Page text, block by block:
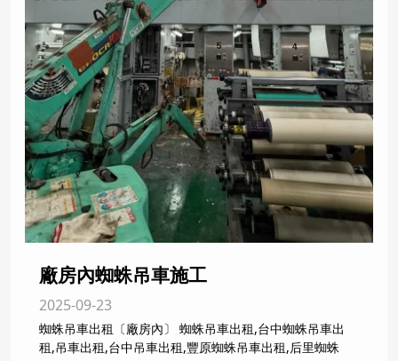
廠房內蜘蛛吊車施工
2025-09-23
蜘蛛吊車出租〔廠房內〕 蜘蛛吊車出租,台中蜘蛛吊車出
租,吊車出租,台中吊車出租,豐原蜘蛛吊車出租,后里蜘蛛